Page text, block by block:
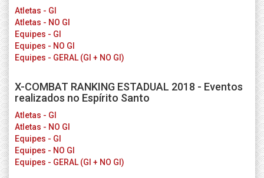
Atletas - GI
Atletas - NO GI
Equipes - GI
Equipes - NO GI
Equipes - GERAL (GI + NO GI)
X-COMBAT RANKING ESTADUAL 2018 - Eventos
realizados no Espírito Santo
Atletas - GI
Atletas - NO GI
Equipes - GI
Equipes - NO GI
Equipes - GERAL (GI + NO GI)